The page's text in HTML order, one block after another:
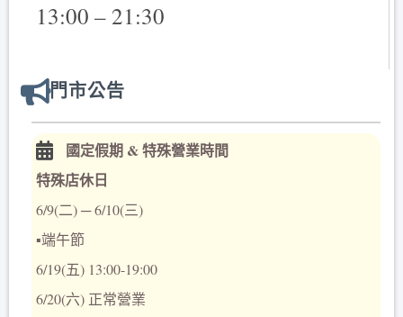
13:00 – 21:30
門市公告
國定假期 & 特殊營業時間
特殊店休日
6/9(二) ─ 6/10(三)
▪️端午節
6/19(五) 13:00-19:00
6/20(六) 正常營業